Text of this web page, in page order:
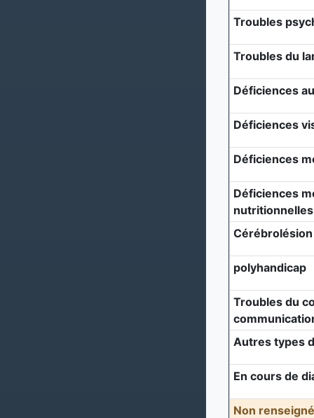
Troubles
Troubles du
Déficiences
Déficiences
Déficiences
Déficiences
nutritionnelles
Cérébrolésion
polyhandicap
Troubles du
Autres types
En cours de
Non